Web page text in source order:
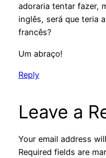
adoraria tentar fazer,
inglês, será que teria
francês?
Um abraço!
Reply
Leave a
Your email address
Required fields are